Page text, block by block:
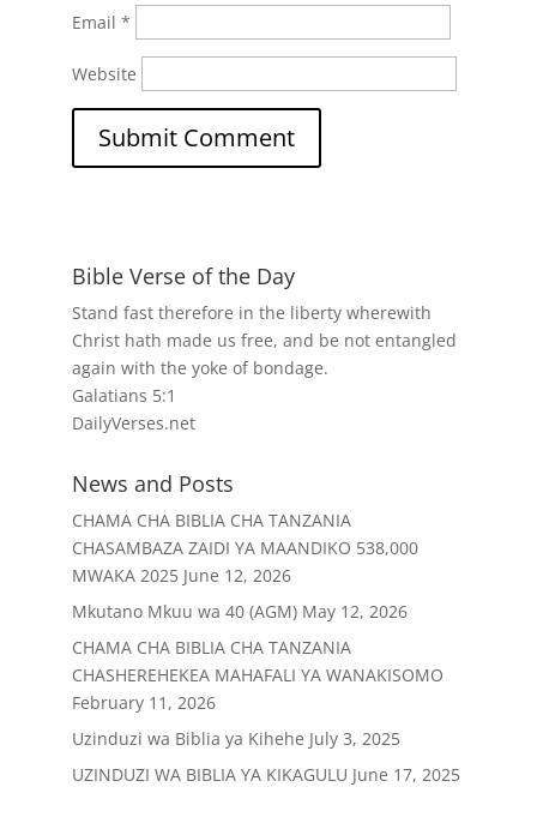
Email *
Website
Bible Verse of the Day
Stand fast therefore in the liberty wherewith
Christ hath made us free, and be not entangled
again with the yoke of bondage.
Galatians 5:1
DailyVerses.net
News and Posts
CHAMA CHA BIBLIA CHA TANZANIA
CHASAMBAZA ZAIDI YA MAANDIKO 538,000
MWAKA 2025 June 12, 2026
Mkutano Mkuu wa 40 (AGM) May 12, 2026
CHAMA CHA BIBLIA CHA TANZANIA
CHASHEREHEKEA MAHAFALI YA WANAKISOMO
February 11, 2026
Uzinduzi wa Biblia ya Kihehe July 3, 2025
UZINDUZI WA BIBLIA YA KIKAGULU June 17, 2025